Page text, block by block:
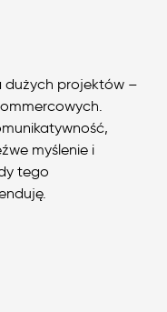
dużych projektów –
myślenie i
tego